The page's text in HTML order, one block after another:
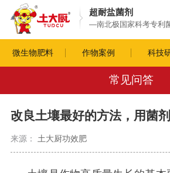
超耐盐菌剂
—南北极国家科考专利
微生物肥料 作物案例 科技
常见问答
改良土壤最好的方法，用菌剂
来源： 土大厨功效肥